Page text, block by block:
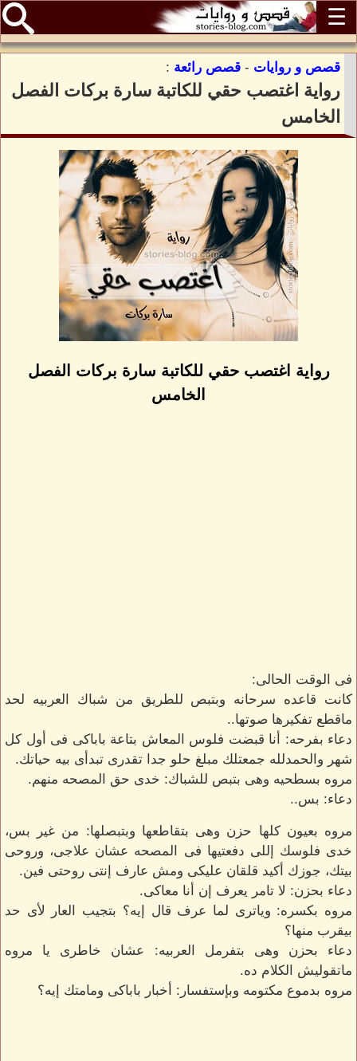
☰
قصص و روايات - قصص رائعة :
رواية اغتصب حقي للكاتبة سارة بركات الفصل
الخامس
رواية اغتصب حقي للكاتبة سارة بركات الفصل
الخامس
فى الوقت الحالى:
كانت قاعده سرحانه وبتبص للطريق من شباك العربيه لحد
ماقطع تفكيرها صوتها..
دعاء بفرحه: أنا قبضت فلوس المعاش بتاعة باباكى فى أول كل
شهر والحمدلله جمعتلك مبلغ حلو جدا تقدرى تبدأى بيه حياتك.
مروه بسطحيه وهى بتبص للشباك: خدى حق المصحه منهم.
دعاء: بس..
مروه بعيون كلها حزن وهى بتقاطعها وبتبصلها: من غير بس،
خدى فلوسك إللى دفعتيها فى المصحه عشان علاجى، وروحى
بيتك، جوزك أكيد قلقان عليكى ومش عارف إنتى روحتى فين.
دعاء بحزن: لا تامر يعرف إن أنا معاكى.
مروه بكسره: وياترى لما عرف قال إيه؟ بتجيب العار لأى حد
بيقرب منها؟
دعاء بحزن وهى بتفرمل العربيه: عشان خاطرى يا مروه
ماتقوليش الكلام ده.
مروه بدموع مكتومه وبإستفسار: أخبار باباكى ومامتك إيه؟